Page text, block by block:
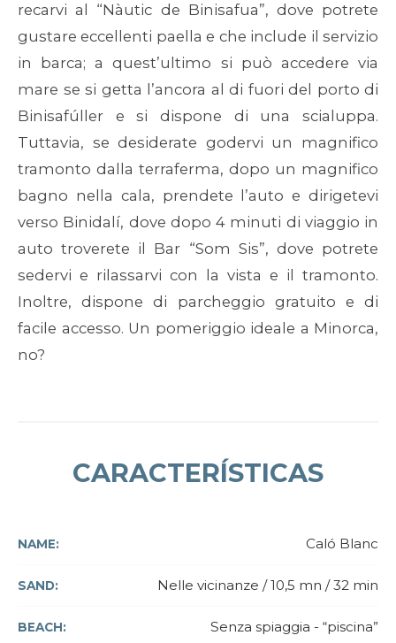
recarvi al “Nàutic de Binisafua”, dove potrete
gustare eccellenti paella e che include il servizio
in barca; a quest’ultimo si può accedere via
mare se si getta l’ancora al di fuori del porto di
Binisafúller e si dispone di una scialuppa.
Tuttavia, se desiderate godervi un magnifico
tramonto dalla terraferma, dopo un magnifico
bagno nella cala, prendete l’auto e dirigetevi
verso Binidalí, dove dopo 4 minuti di viaggio in
auto troverete il Bar “Som Sis”, dove potrete
sedervi e rilassarvi con la vista e il tramonto.
Inoltre, dispone di parcheggio gratuito e di
facile accesso. Un pomeriggio ideale a Minorca,
no?
CARACTERÍSTICAS
NAME: Caló Blanc
SAND: Nelle vicinanze / 10,5 mn / 32 min
BEACH: Senza spiaggia - “piscina”